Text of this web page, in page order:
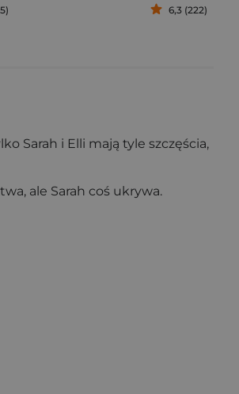
6,3 (222)
Sarah i Elli mają tyle szczęścia,
ale Sarah coś ukrywa.